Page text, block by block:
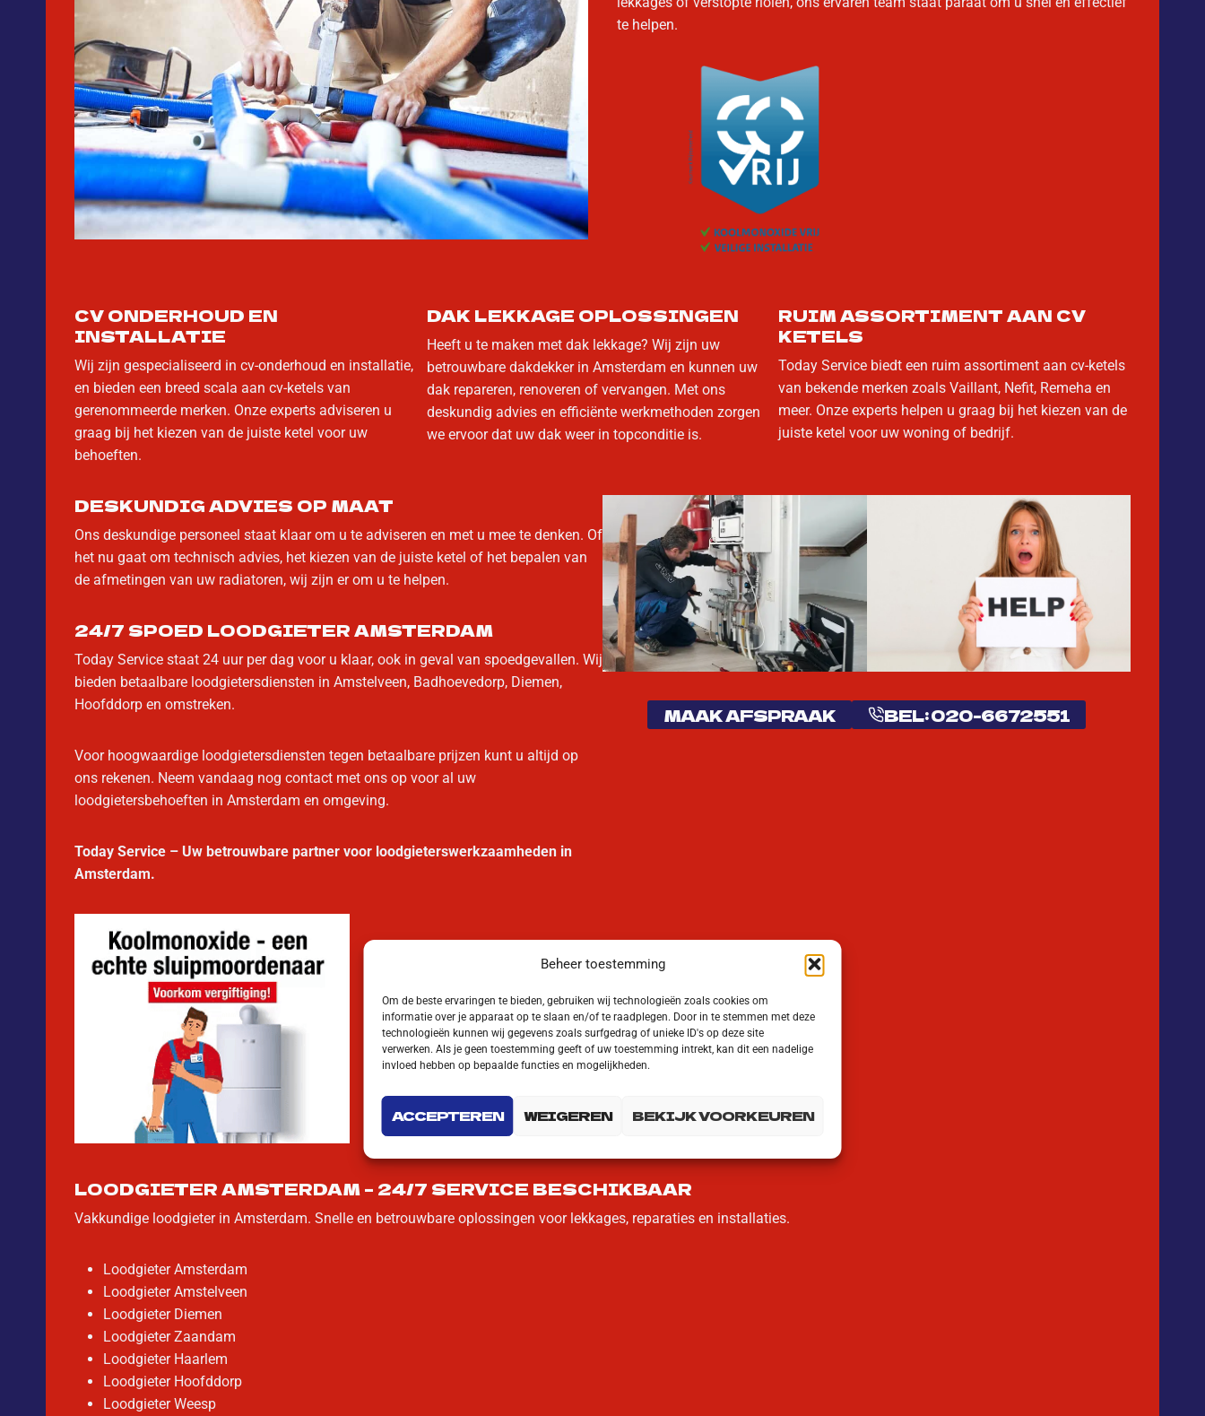
Beheer toestemming
Om de beste ervaringen te bieden, gebruiken wij technologieën zoals cookies om
informatie over je apparaat op te slaan en/of te raadplegen. Door in te stemmen met deze
technologieën kunnen wij gegevens zoals surfgedrag of unieke ID's op deze site
verwerken. Als je geen toestemming geeft of uw toestemming intrekt, kan dit een nadelige
invloed hebben op bepaalde functies en mogelijkheden.
ACCEPTEREN WEIGEREN BEKIJK VOORKEUREN
te helpen.
CV ONDERHOUD EN
INSTALLATIE
Wij zijn gespecialiseerd in cv-onderhoud en installatie,
en bieden een breed scala aan cv-ketels van
gerenommeerde merken. Onze experts adviseren u
graag bij het kiezen van de juiste ketel voor uw
behoeften.
DAK LEKKAGE OPLOSSINGEN
Heeft u te maken met dak lekkage? Wij zijn uw
betrouwbare dakdekker in Amsterdam en kunnen uw
dak repareren, renoveren of vervangen. Met ons
deskundig advies en efficiënte werkmethoden zorgen
we ervoor dat uw dak weer in topconditie is.
RUIM ASSORTIMENT AAN CV
KETELS
Today Service biedt een ruim assortiment aan cv-ketels
van bekende merken zoals Vaillant, Nefit, Remeha en
meer. Onze experts helpen u graag bij het kiezen van de
juiste ketel voor uw woning of bedrijf.
DESKUNDIG ADVIES OP MAAT
Ons deskundige personeel staat klaar om u te adviseren en met u mee te denken. Of
het nu gaat om technisch advies, het kiezen van de juiste ketel of het bepalen van
de afmetingen van uw radiatoren, wij zijn er om u te helpen.
24/7 SPOED LOODGIETER AMSTERDAM
Today Service staat 24 uur per dag voor u klaar, ook in geval van spoedgevallen. Wij
bieden betaalbare loodgietersdiensten in Amstelveen, Badhoevedorp, Diemen,
Hoofddorp en omstreken.
Voor hoogwaardige loodgietersdiensten tegen betaalbare prijzen kunt u altijd op
ons rekenen. Neem vandaag nog contact met ons op voor al uw
loodgietersbehoeften in Amsterdam en omgeving.
Today Service – Uw betrouwbare partner voor loodgieterswerkzaamheden in
Amsterdam.
MAAK AFSPRAAK BEL: 020-6672551
LOODGIETER AMSTERDAM – 24/7 SERVICE BESCHIKBAAR
Vakkundige loodgieter in Amsterdam. Snelle en betrouwbare oplossingen voor lekkages, reparaties en installaties.
Loodgieter Amsterdam
Loodgieter Amstelveen
Loodgieter Diemen
Loodgieter Zaandam
Loodgieter Haarlem
Loodgieter Hoofddorp
Loodgieter Weesp